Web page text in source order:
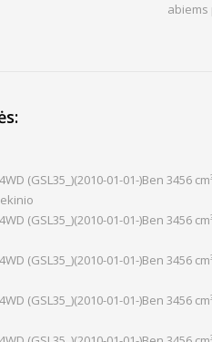
abiems
(GSL35_)(2010-01-01-)Ben 3456
(GSL35_)(2010-01-01-)Ben 3456
(GSL35_)(2010-01-01-)Ben 3456
(GSL35_)(2010-01-01-)Ben 3456